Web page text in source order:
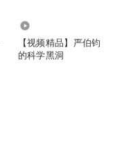
【视频精品】严伯钧
的科学黑洞